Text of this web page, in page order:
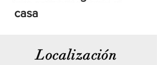
casa
Localización